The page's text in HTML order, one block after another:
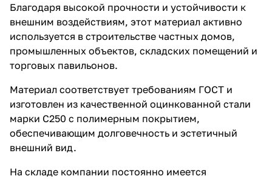
Благодаря высокой прочности и устойчивости к
внешним воздействиям, этот материал активно
используется в строительстве частных домов,
промышленных объектов, складских помещений и
торговых павильонов.
Материал соответствует требованиям ГОСТ и
изготовлен из качественной оцинкованной стали
марки С250 с полимерным покрытием,
обеспечивающим долговечность и эстетичный
внешний вид.
На складе компании постоянно имеется